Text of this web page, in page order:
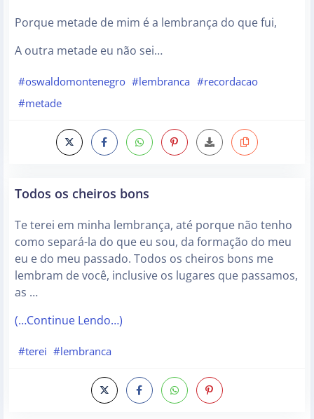
Porque metade de mim é a lembrança do que fui,
A outra metade eu não sei…
#oswaldomontenegro #lembranca #recordacao
#metade
Todos os cheiros bons
Te terei em minha lembrança, até porque não tenho
como separá-la do que eu sou, da formação do meu
eu e do meu passado. Todos os cheiros bons me
lembram de você, inclusive os lugares que passamos,
as …
(…Continue Lendo…)
#terei #lembranca